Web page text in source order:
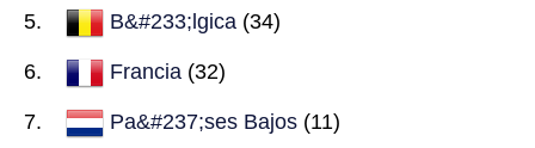
B&#233;lgica (34)
Francia (32)
Pa&#237;ses Bajos (11)